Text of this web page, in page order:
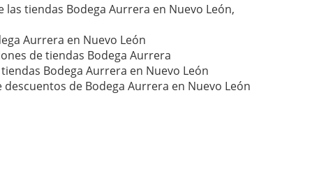
las tiendas Bodega Aurrera en Nuevo León,
Aurrera en Nuevo León
de tiendas Bodega Aurrera
Bodega Aurrera en Nuevo León
descuentos de Bodega Aurrera en Nuevo León